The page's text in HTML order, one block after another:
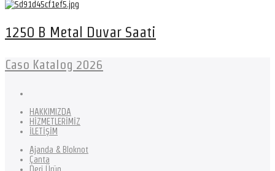
1250 B Metal Duvar Saati
Caso Katalog 2026
HAKKIMIZDA
HİZMETLERİMİZ
İLETİŞİM
Ajanda & Bloknot
Çanta